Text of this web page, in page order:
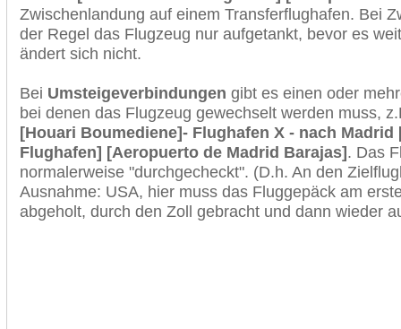
Zwischenlandung auf einem Transferflughafen. Bei
der Regel das Flugzeug nur aufgetankt, bevor es
ändert sich nicht.
Bei Umsteigeverbindungen gibt es einen oder
bei denen das Flugzeug gewechselt werden muss,
[Houari Boumediene]- Flughafen X - nach
Flughafen] [Aeropuerto de Madrid Barajas]. Das
normalerweise "durchgecheckt". (D.h. An den
Ausnahme: USA, hier muss das Fluggepäck am
abgeholt, durch den Zoll gebracht und dann wieder